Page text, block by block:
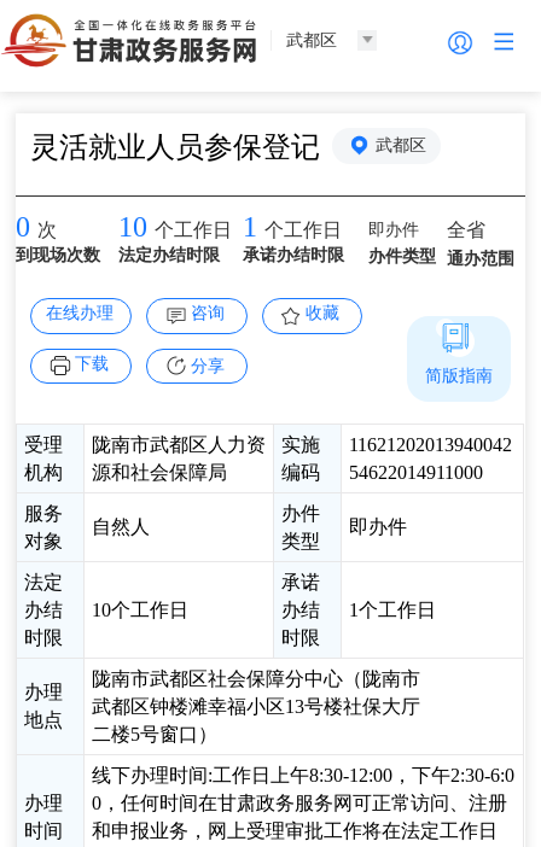
武都区
灵活就业人员参保登记 武都区
0 次
到现场次数
10 个工作日
法定办结时限
1 个工作日
承诺办结时限
即办件
办件类型
全省
通办范围
在线办理 咨询 收藏
下载 分享
受理
机构
陇南市武都区人力资
源和社会保障局
实施
编码
11621202013940042
54622014911000
服务
对象
自然人
办件
类型
即办件
法定
办结
时限
10个工作日
承诺
办结
时限
1个工作日
办理
地点
陇南市武都区社会保障分中心（陇南市
武都区钟楼滩幸福小区13号楼社保大厅
二楼5号窗口）
办理
时间
线下办理时间:工作日上午8:30-12:00，下午2:30-6:0
0，任何时间在甘肃政务服务网可正常访问、注册
和申报业务，网上受理审批工作将在法定工作日
简版指南